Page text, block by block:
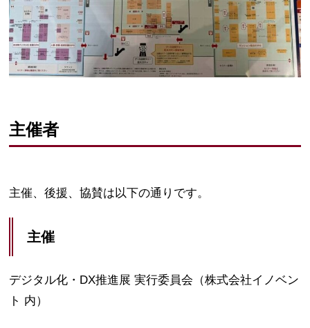
主催者
主催、後援、協賛は以下の通りです。
主催
デジタル化・DX推進展 実行委員会（株式会社イノベン
ト 内）